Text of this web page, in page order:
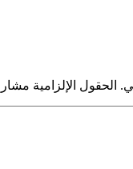
الحقول الإلزامية مشار